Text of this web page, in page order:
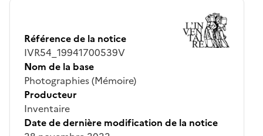
Référence de la notice
IVR54_19941700539V
Nom de la base
Photographies (Mémoire)
Producteur
Inventaire
Date de dernière modification de la notice